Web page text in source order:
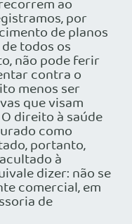
ao
por
de planos
todos os
não pode ferir
contra o
menos ser
que visam
direito à saúde
como
portanto,
à
dizer: não se
comercial, em
de